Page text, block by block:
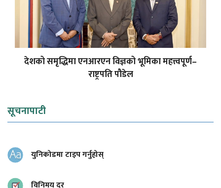
देशको समृद्धिमा एनआरएन विज्ञको भूमिका महत्त्वपूर्ण–
राष्ट्रपति पौडेल
सूचनापाटी
युनिकोडमा टाइप गर्नुहोस्
विनिमय दर